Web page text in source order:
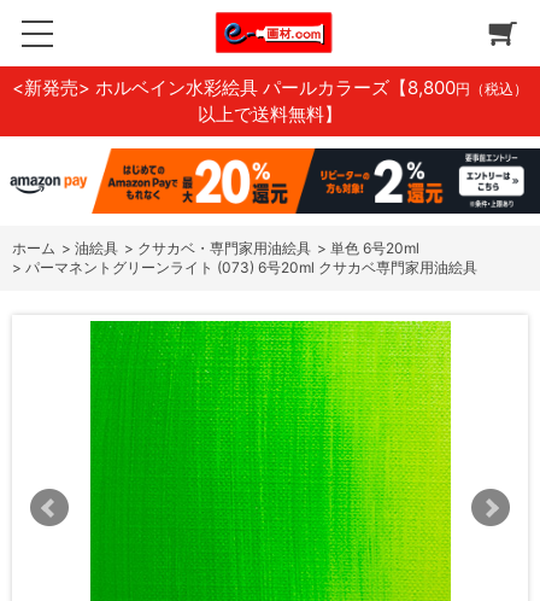
<新発売> ホルベイン水彩絵具 パールカラーズ 【8,800円（税込）
以上で送料無料】
ホーム > 油絵具 > クサカベ・専門家用油絵具 > 単色 6号20ml
> パーマネントグリーンライト (073) 6号20ml クサカベ専門家用油絵具